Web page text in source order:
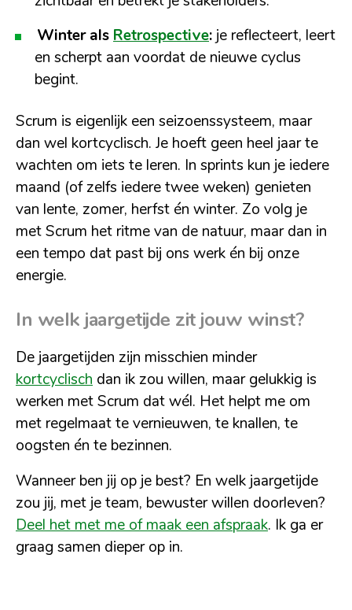
Winter als Retrospective: je reflecteert, leert
en scherpt aan voordat de nieuwe cyclus
begint.
Scrum is eigenlijk een seizoenssysteem, maar
dan wel kortcyclisch. Je hoeft geen heel jaar te
wachten om iets te leren. In sprints kun je iedere
maand (of zelfs iedere twee weken) genieten
van lente, zomer, herfst én winter. Zo volg je
met Scrum het ritme van de natuur, maar dan in
een tempo dat past bij ons werk én bij onze
energie.
In welk jaargetijde zit jouw winst?
De jaargetijden zijn misschien minder
kortcyclisch dan ik zou willen, maar gelukkig is
werken met Scrum dat wél. Het helpt me om
met regelmaat te vernieuwen, te knallen, te
oogsten én te bezinnen.
Wanneer ben jij op je best? En welk jaargetijde
zou jij, met je team, bewuster willen doorleven?
Deel het met me of maak een afspraak. Ik ga er
graag samen dieper op in.